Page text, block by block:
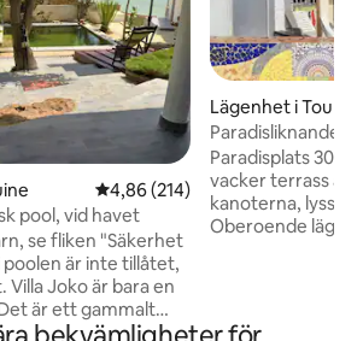
4,86 av 5 i genomsnittligt
4,86 (214)
pool, vid havet
se fliken "Säkerhet
är inte tillåtet,
Joko är bara en
är ett gammalt
förvärvat 2008,
Lägenhet i
Paradisliknande
l'eau" –
Paradisplats 30
vacker terrass
kanoterna, lyssna
Oberoende